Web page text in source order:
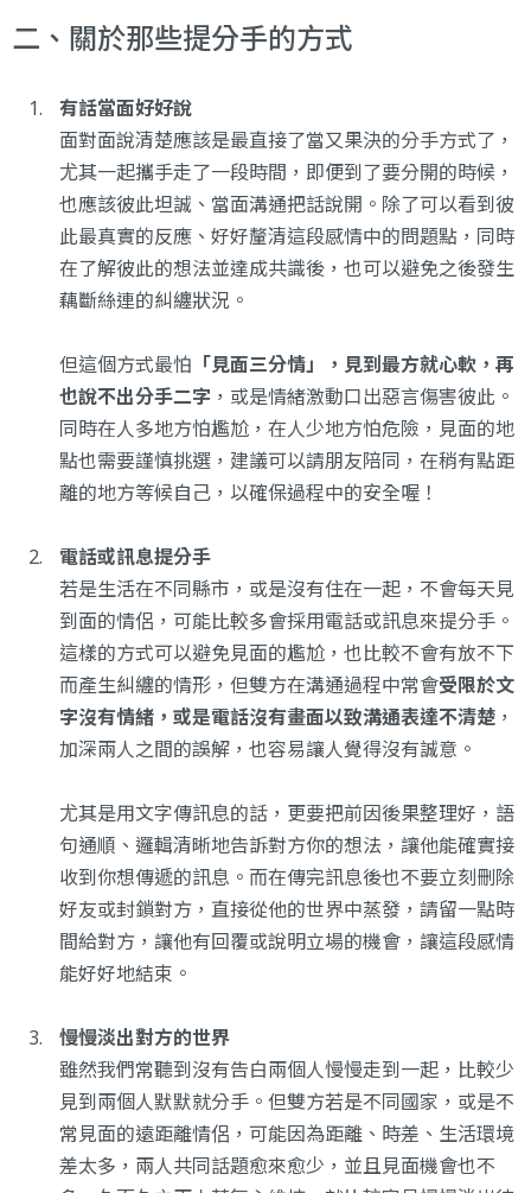
二、關於那些提分手的方式
有話當面好好說
面對面說清楚應該是最直接了當又果決的分手方式了，
尤其一起攜手走了一段時間，即便到了要分開的時候，
也應該彼此坦誠、當面溝通把話說開。除了可以看到彼
此最真實的反應、好好釐清這段感情中的問題點，同時
在了解彼此的想法並達成共識後，也可以避免之後發生
藕斷絲連的糾纏狀況。
但這個方式最怕 「見面三分情」
，見到最方就心軟，再
也說不出分手二字 ，或是情緒激動口出惡言傷害彼此。
同時在人多地方怕尷尬，在人少地方怕危險，見面的地
點也需要謹慎挑選，建議可以請朋友陪同，在稍有點距
離的地方等候自己，以確保過程中的安全喔！
電話或訊息提分手
若是生活在不同縣市，或是沒有住在一起，不會每天見
到面的情侶，可能比較多會採用電話或訊息來提分手。
這樣的方式可以避免見面的尷尬，也比較不會有放不下
而產生糾纏的情形，但雙方在溝通過程中常會受限於文
字沒有情緒，或是電話沒有畫面以致溝通表達不清楚 ，
加深兩人之間的誤解，也容易讓人覺得沒有誠意。
尤其是用文字傳訊息的話，更要把前因後果整理好，語
句通順、邏輯清晰地告訴對方你的想法，讓他能確實接
收到你想傳遞的訊息。而在傳完訊息後也不要立刻刪除
好友或封鎖對方，直接從他的世界中蒸發，請留一點時
間給對方，讓他有回覆或說明立場的機會，讓這段感情
能好好地結束。
慢慢淡出對方的世界
雖然我們常聽到沒有告白兩個人慢慢走到一起，比較少
見到兩個人默默就分手。但雙方若是不同國家，或是不
常見面的遠距離情侶，可能因為距離、時差、生活環境
差太多，兩人共同話題愈來愈少，並且見面機會也不